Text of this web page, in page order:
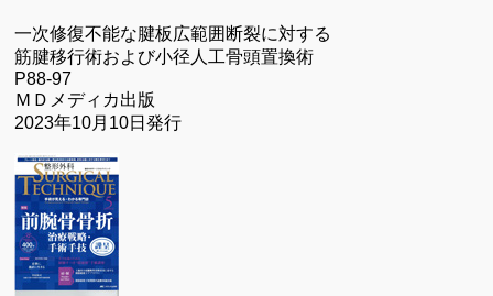
一次修復不能な腱板広範囲断裂に対する
筋腱移行術および小径人工骨頭置換術
P88-97
ＭＤメディカ出版
2023年10月10日発行